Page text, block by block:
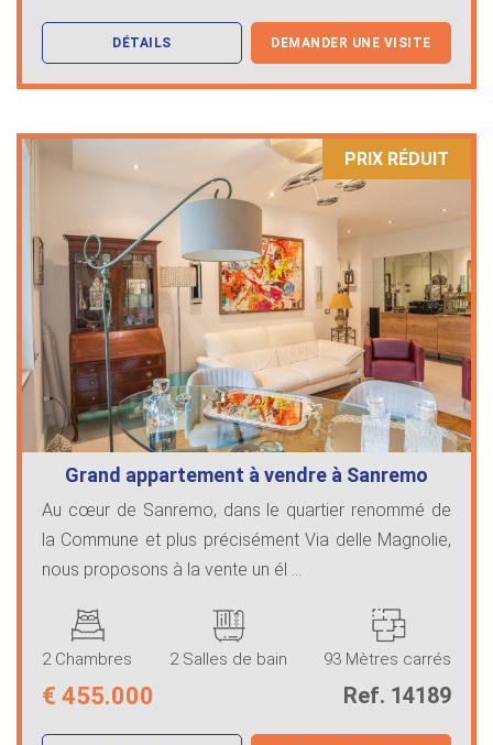
DÉTAILS DEMANDER UNE VISITE
PRIX ​​RÉDUIT
Grand appartement à vendre à Sanremo
Au cœur de Sanremo, dans le quartier renommé de
la Commune et plus précisément Via delle Magnolie,
nous proposons à la vente un él ...
2 Chambres 2 Salles de bain 93 Mètres carrés
€ 455.000 Ref. 14189